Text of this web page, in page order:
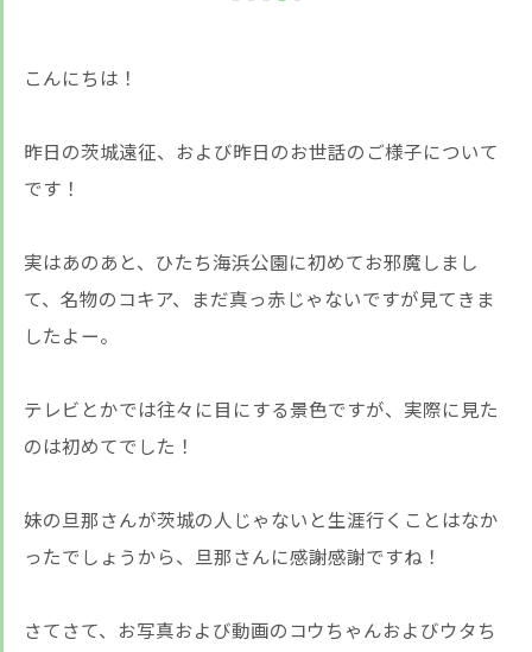
こんにちは！
昨日の茨城遠征、および昨日のお世話のご様子について
です！
実はあのあと、ひたち海浜公園に初めてお邪魔しまし
て、名物のコキア、まだ真っ赤じゃないですが見てきま
したよー。
テレビとかでは往々に目にする景色ですが、実際に見た
のは初めてでした！
妹の旦那さんが茨城の人じゃないと生涯行くことはなか
ったでしょうから、旦那さんに感謝感謝ですね！
さてさて、お写真および動画のコウちゃんおよびウタち